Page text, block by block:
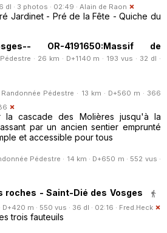
dl · 3 photos · 02:49 · Alain de Raon
Jardinet - Pré de la Fête - Quiche du
OR-4191650:Massif de
· 26 km · D+1140 m · 193 vus · 32 dl ·
Randonnée Pédestre · 13 km · D+560 m · 366
la cascade des Molières jusqu'à la
par un ancien sentier emprunté
et accessible pour tous
Pédestre · 14 km · D+650 m · 552 vus ·
roches - Saint-Dié des Vosges
m · 550 vus · 36 dl · 02:16 · Fred.Heck
trois fauteuils